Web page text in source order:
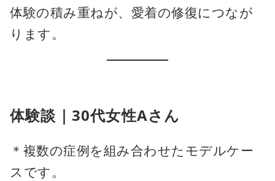
体験の積み重ねが、愛着の修復につなが
ります。
体験談｜30代女性Aさん
＊複数の症例を組み合わせたモデルケー
スです。